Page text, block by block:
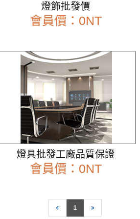
燈飾批發價
會員價：0NT
燈具批發工廠品質保證
會員價：0NT
1